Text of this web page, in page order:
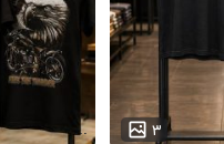
۳
...